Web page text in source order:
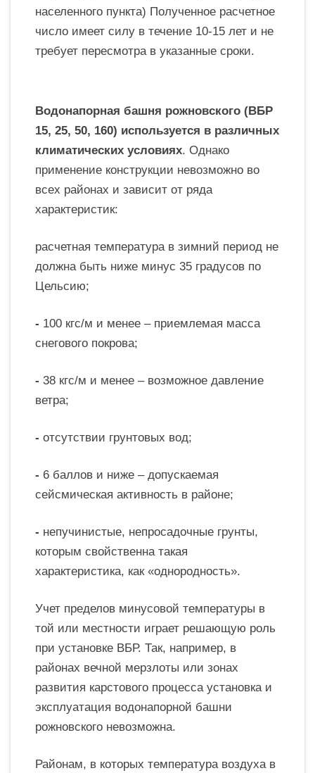
населенного пункта) Полученное расчетное
число имеет силу в течение 10-15 лет и не
требует пересмотра в указанные сроки.
Водонапорная башня рожновского (ВБР
15, 25, 50, 160) используется в различных
климатических условиях. Однако
применение конструкции невозможно во
всех районах и зависит от ряда
характеристик:
расчетная температура в зимний период не
должна быть ниже минус 35 градусов по
Цельсию;
- 100 кгс/м и менее – приемлемая масса
снегового покрова;
- 38 кгс/м и менее – возможное давление
ветра;
- отсутствии грунтовых вод;
- 6 баллов и ниже – допускаемая
сейсмическая активность в районе;
- непучинистые, непросадочные грунты,
которым свойственна такая
характеристика, как «однородность».
Учет пределов минусовой температуры в
той или местности играет решающую роль
при установке ВБР. Так, например, в
районах вечной мерзлоты или зонах
развития карстового процесса установка и
эксплуатация водонапорной башни
рожновского невозможна.
Районам, в которых температура воздуха в